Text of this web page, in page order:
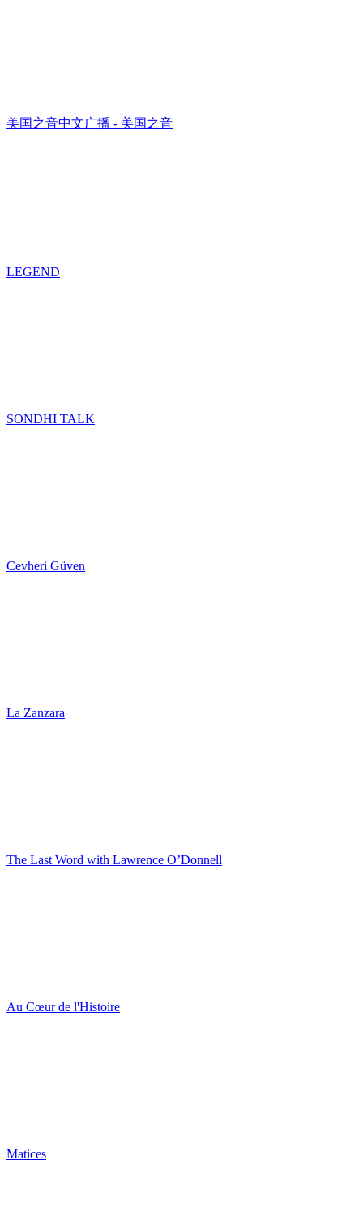
美国之音中文广播 - 美国之音
LEGEND
SONDHI TALK
Cevheri Güven
La Zanzara
The Last Word with Lawrence O’Donnell
Au Cœur de l'Histoire
Matices